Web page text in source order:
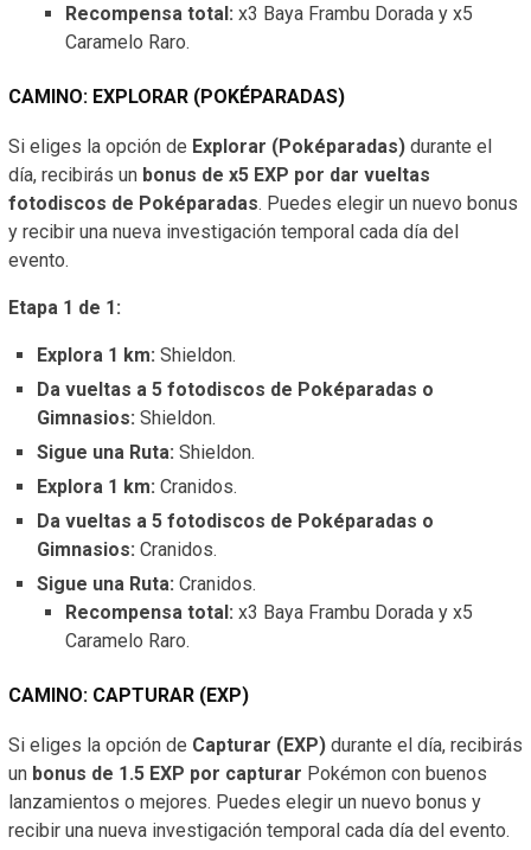
Recompensa total: x3 Baya Frambu Dorada y x5
Caramelo Raro.
CAMINO: EXPLORAR (POKÉPARADAS)
Si eliges la opción de Explorar (Poképaradas) durante el
día, recibirás un bonus de x5 EXP por dar vueltas
fotodiscos de Poképaradas. Puedes elegir un nuevo bonus
y recibir una nueva investigación temporal cada día del
evento.
Etapa 1 de 1:
Explora 1 km: Shieldon.
Da vueltas a 5 fotodiscos de Poképaradas o
Gimnasios: Shieldon.
Sigue una Ruta: Shieldon.
Explora 1 km: Cranidos.
Da vueltas a 5 fotodiscos de Poképaradas o
Gimnasios: Cranidos.
Sigue una Ruta: Cranidos.
Recompensa total: x3 Baya Frambu Dorada y x5
Caramelo Raro.
CAMINO: CAPTURAR (EXP)
Si eliges la opción de Capturar (EXP) durante el día, recibirás
un bonus de 1.5 EXP por capturar Pokémon con buenos
lanzamientos o mejores. Puedes elegir un nuevo bonus y
recibir una nueva investigación temporal cada día del evento.